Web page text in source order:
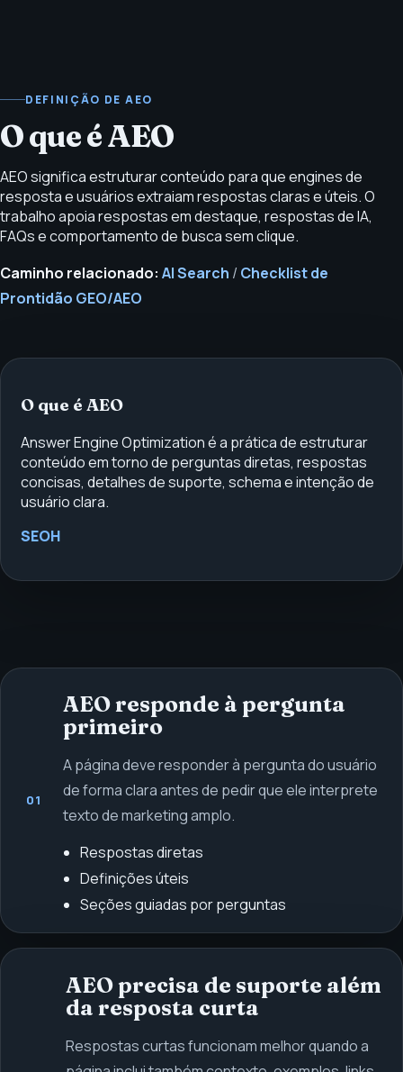
DEFINIÇÃO DE AEO
O que é AEO
AEO significa estruturar conteúdo para que engines de
resposta e usuários extraiam respostas claras e úteis. O
trabalho apoia respostas em destaque, respostas de IA,
FAQs e comportamento de busca sem clique.
Caminho relacionado: AI Search / Checklist de
Prontidão GEO/AEO
O que é AEO
Answer Engine Optimization é a prática de estruturar
conteúdo em torno de perguntas diretas, respostas
concisas, detalhes de suporte, schema e intenção de
usuário clara.
SEOH
01
AEO responde à pergunta
primeiro
A página deve responder à pergunta do usuário
de forma clara antes de pedir que ele interprete
texto de marketing amplo.
Respostas diretas
Definições úteis
Seções guiadas por perguntas
AEO precisa de suporte além
da resposta curta
Respostas curtas funcionam melhor quando a